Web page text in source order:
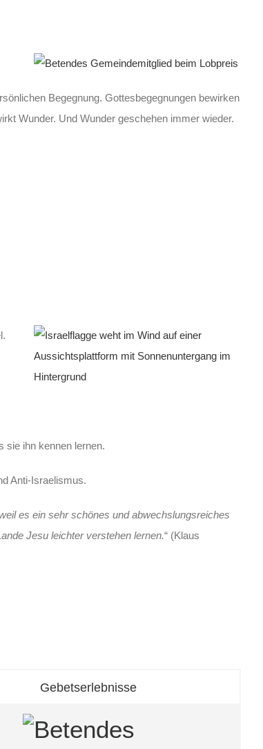
Begegnung. Gottesbegegnungen bewirken
Wunder. Und Wunder geschehen immer wieder.
sie ihn kennen lernen.
Anti-Israelismus.
es ein sehr schönes und abwechslungsreiches
Jesu leichter verstehen lernen.“ (Klaus
Gebetserlebnisse